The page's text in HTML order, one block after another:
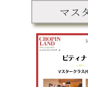
マス